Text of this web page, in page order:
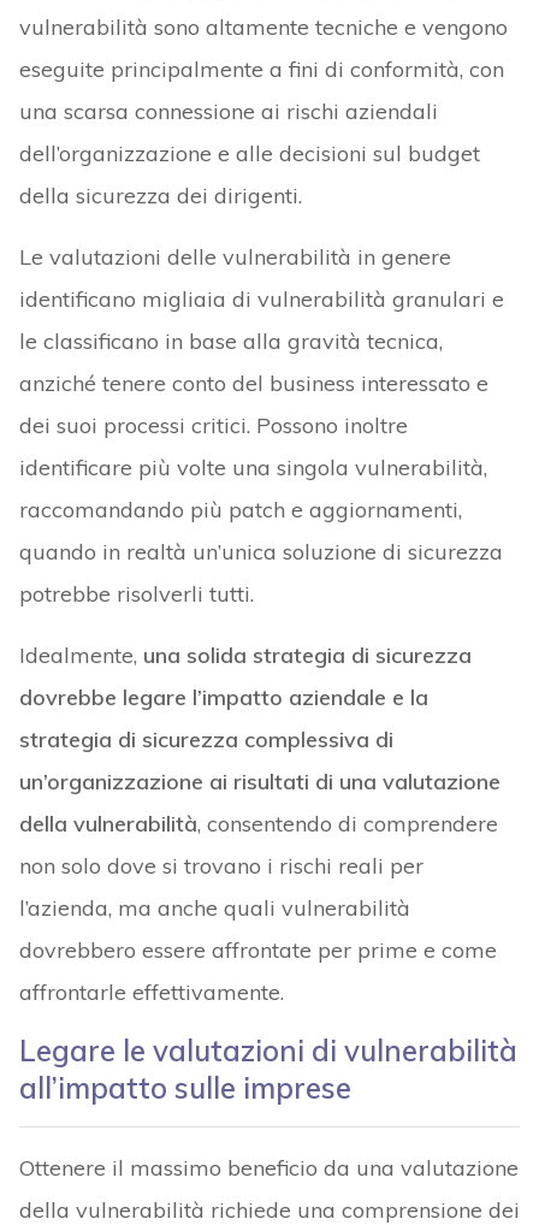
vulnerabilità sono altamente tecniche e vengono
eseguite principalmente a fini di conformità, con
una scarsa connessione ai rischi aziendali
dell’organizzazione e alle decisioni sul budget
della sicurezza dei dirigenti.
Le valutazioni delle vulnerabilità in genere
identificano migliaia di vulnerabilità granulari e
le classificano in base alla gravità tecnica,
anziché tenere conto del business interessato e
dei suoi processi critici. Possono inoltre
identificare più volte una singola vulnerabilità,
raccomandando più patch e aggiornamenti,
quando in realtà un’unica soluzione di sicurezza
potrebbe risolverli tutti.
Idealmente, una solida strategia di sicurezza
dovrebbe legare l’impatto aziendale e la
strategia di sicurezza complessiva di
un’organizzazione ai risultati di una valutazione
della vulnerabilità, consentendo di comprendere
non solo dove si trovano i rischi reali per
l’azienda, ma anche quali vulnerabilità
dovrebbero essere affrontate per prime e come
affrontarle effettivamente.
Legare le valutazioni di vulnerabilità
all’impatto sulle imprese
Ottenere il massimo beneficio da una valutazione
della vulnerabilità richiede una comprensione dei